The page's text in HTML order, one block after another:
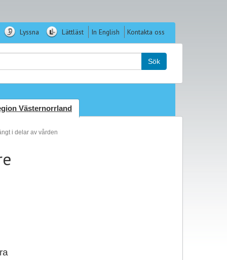
Lyssna Lättläst In English Kontakta oss
Sök
Västernorrland
i delar av vården